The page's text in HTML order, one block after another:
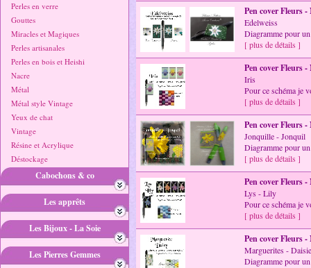
Perles en verre
Gouttes
Miracles et Magiques
Perles artisanales
Perles en bois et Heishi
Nacre
Métal
Métal style Vintage
Yeux de chat
Vintage
Résine et Acrylique
Déstockage
Cabochons & co
Les apprêts
Les Bijoux - La Soie
Les Pierres Gemmes
Pen cover Fleurs
Edelweiss
Diagramme pour
[ plus de détails ]
Pen cover Fleurs
Iris
Pour ce schéma je
[ plus de détails ]
Pen cover Fleurs
Jonquille - Jonquil
Diagramme pour
[ plus de détails ]
Pen cover Fleurs
Lys - Lily
Pour ce schéma je
[ plus de détails ]
Pen cover Fleurs
Marguerites -
Diagramme pour